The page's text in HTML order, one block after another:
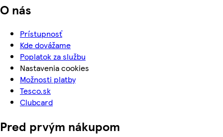
O nás
Prístupnosť
Kde dovážame
Poplatok za službu
Nastavenia cookies
Možnosti platby
Tesco.sk
Clubcard
Pred prvým nákupom